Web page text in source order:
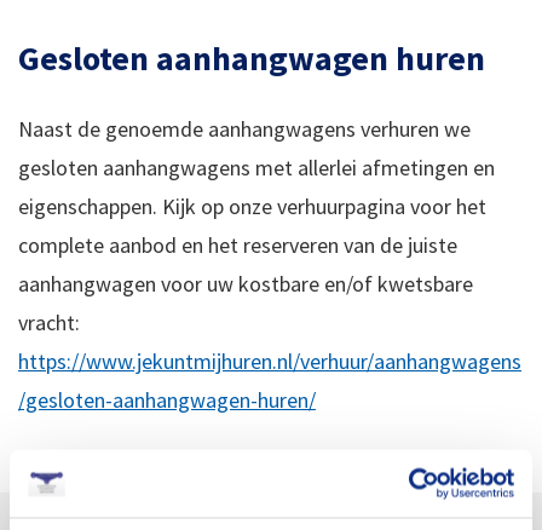
Gesloten aanhangwagen huren
Naast de genoemde aanhangwagens verhuren we
gesloten aanhangwagens met allerlei afmetingen en
eigenschappen. Kijk op onze verhuurpagina voor het
complete aanbod en het reserveren van de juiste
aanhangwagen voor uw kostbare en/of kwetsbare
vracht:
https://www.jekuntmijhuren.nl/verhuur/aanhangwagens
/gesloten-aanhangwagen-huren/